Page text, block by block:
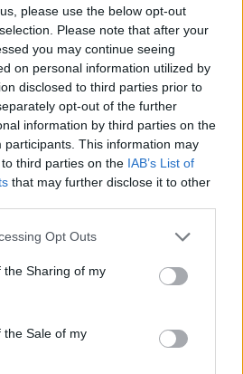
please use the below opt-out
Please note that after your
you may continue seeing
on personal information utilized by
disclosed to third parties prior to
opt-out of the further
information by third parties on the
participants. This information may
third parties on the IAB’s List of
that may further disclose it to other
Opt Outs
the Sharing of my
the Sale of my
a buszomhoz, és én egy
az óvatosságom, boldogan
hülyébb, szerelmes se, csak jól
olyan jól, ahogy ezer éve
gondoltam túlságosan előre.
Huszonkét év! Azért ezt holmi
semmisíti meg…
egy versválogatást, és én
aludtam el. Hogy létezik-e
elrontani. Most persze
e folytatás? Lett. Pontosan olyan,
aki magában azonnal ítéletet